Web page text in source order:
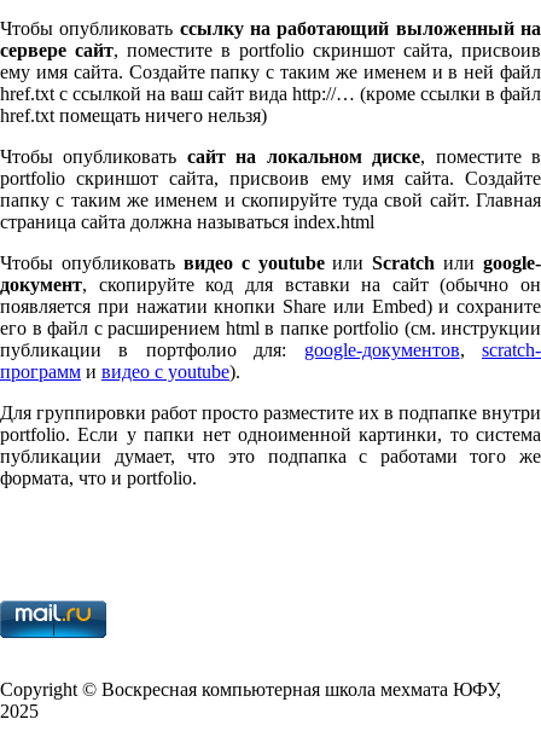
Чтобы опубликовать ссылку на работающий выложенный на
сервере сайт, поместите в port­fo­lio скриншот сайта, присвоив
ему имя сайта. Создайте папку с таким же именем и в ней файл
href.txt с ссылкой на ваш сайт вида http://… (кроме ссылки в файл
href.txt помещать ничего нельзя)
Чтобы опубликовать сайт на локальном диске, поместите в
port­fo­lio скриншот сайта, присвоив ему имя сайта. Создайте
папку с таким же именем и скопируйте туда свой сайт. Главная
страница сайта должна называться index.html
Чтобы опубликовать видео с youtubeилиScratch или google-
документ, скопируйте код для вставки на сайт (обычно он
появляется при нажатии кнопки Share или Embed) и сохраните
его в файл с расширением html в папке port­fo­lio (см. инструкции
публикации в портфолио для: google-документов,scratch-
программ и видео с youtube).
Для группировки работ просто разместите их в подпапке внутри
port­fo­lio. Если у папки нет одноименной картинки, то система
публикации думает, что это подпапка с работами того же
формата, что и port­fo­lio.
Copy­right © Воскресная компьютерная школа мехмата ЮФУ,
2025